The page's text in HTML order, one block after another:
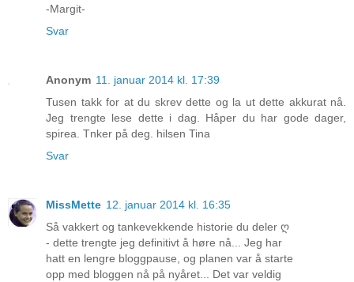
-Margit-
Svar
Anonym 11. januar 2014 kl. 17:39
Tusen takk for at du skrev dette og la ut dette akkurat nå.
Jeg trengte lese dette i dag. Håper du har gode dager,
spirea. Tnker på deg. hilsen Tina
Svar
MissMette 12. januar 2014 kl. 16:35
Så vakkert og tankevekkende historie du deler ღ
- dette trengte jeg definitivt å høre nå... Jeg har
hatt en lengre bloggpause, og planen var å starte
opp med bloggen nå på nyåret... Det var veldig